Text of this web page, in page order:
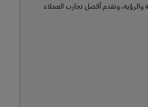
والرؤية، وتقدم أفضل تجارب العملاء